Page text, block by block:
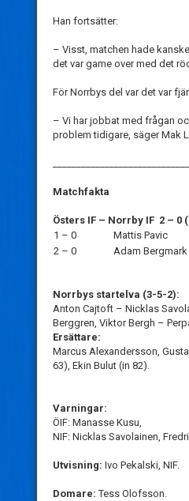
Han fortsätter:
– Visst, matchen hade
det var game over med det
För Norrbys del var det var
– Vi har jobbat med frågan
problem tidigare, säger Mak
Matchfakta
Östers IF – Norrby IF 2 – 0
1 – 0
Mattis Pavic
2 – 0
Adam
Norrbys startelva (3-5-2):
Anton Cajtoft – Nicklas
Berggren, Viktor Bergh –
Ersättare:
Marcus Alexandersson,
63), Ekin Bulut (in 82).
Varningar:
ÖIF: Manasse Kusu,
NIF: Nicklas Savolainen,
Utvisning: Ivo Pekalski, NIF.
Domare:Tess Olofsson.